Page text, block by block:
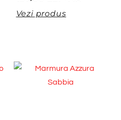
Vezi produs